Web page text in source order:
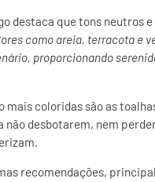
destaca que tons neutros
como areia, terracota e
proporcionando
mais coloridas são as
não desbotarem, nem
recomendações,